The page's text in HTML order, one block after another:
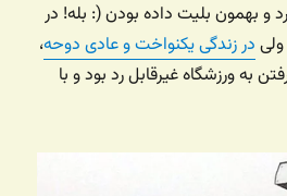
و بهمون بلیت داده بودن (: بله! در
ولی در زندگی یکنواخت و عادی دوحه،
به ورزشگاه غیرقابل رد بود و با